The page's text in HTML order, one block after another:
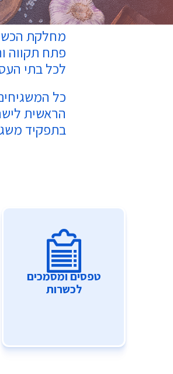
מחלקת
פתח תקווה
לכל בתי
כל
הראשית
בתפקיד
טפסים ומסמכים
לכשרות